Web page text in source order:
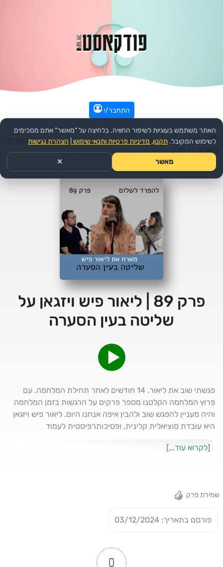
התחבר/י
עמוד הבית >> חברה ותרבות >> יחסים >>הפודקאסט:
פרק 89 | ליאור פיש ויזגאן על
שליטה בעין הסערה
פגשתי שוב את ליאור. 14 חודשים לאחר תחילת המלחמה. עם
פרוץ המלחמה הקלטנו מספר פרקים על הרגשות בזמן המלחמה
והיה מעניין להפגש שוב ולהבין איפה אנחנו היום. ליאור פיש ויזגאן
היא עובדת סוציאלית קלינית, ופסיכותרפיסטית לעמוד
הפודקאסט בספוטיפיי ובואו גם ⁠⁠⁠לאינסטגרם שלי⁠⁠⁠. ❤️⭐🌸
[לקרוא עוד...]
שמירת פרק
פורסם בתאריך: 03/12/2024
0
האתר משתמש בעוגיות לשיפור החוויה. בלחיצה על "מאשר" אתם מסכימים
לשימוש המקובל. תקנון, מדיניות פרטיות ותנאי שימוש הצהרת נגישות
מאשר ✕